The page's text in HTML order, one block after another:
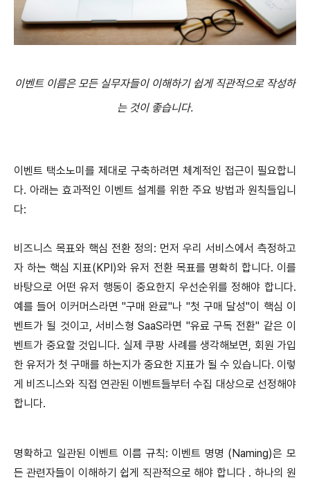
이벤트 이름은 모든 실무자들이 이해하기 쉽게 직관적으로 작성하
는 것이 좋습니다.
이벤트 택소노미를 제대로 구축하려면 체계적인 접근이 필요합니
다. 아래는 효과적인 이벤트 설계를 위한 주요 방법과 원칙들입니
다:
비즈니스 목표와 핵심 전환 정의: 먼저 우리 서비스에서 측정하고
자 하는 핵심 지표(KPI)와 유저 전환 목표를 명확히 합니다. 이를
바탕으로 어떤 유저 행동이 중요한지 우선순위를 정해야 합니다.
예를 들어 이커머스라면 "구매 완료"나 "첫 구매 달성"이 핵심 이
벤트가 될 것이고, 서비스형 SaaS라면 "유료 구독 전환" 같은 이
벤트가 중요할 것입니다. 실제 쿠팡 사례를 생각해보면, 회원 가입
한 유저가 첫 구매를 하는지가 중요한 지표가 될 수 있습니다. 이렇
게 비즈니스와 직접 연관된 이벤트들부터 수집 대상으로 선정해야
합니다.
명확하고 일관된 이벤트 이름 규칙: 이벤트 명명 (Naming)은 모
든 관련자들이 이해하기 쉽게 직관적으로 해야 합니다 . 하나의 원